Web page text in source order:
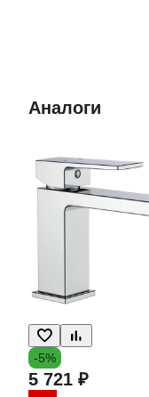
Аналоги
-5%
5 721 ₽